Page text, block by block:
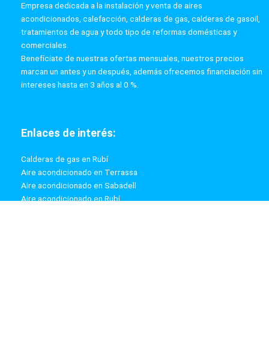
Empresa dedicada a la instalación y venta de aires
acondicionados, calefacción, calderas de gas, calderas de gasoil,
tratamientos de agua y todo tipo de reformas domésticas y
comerciales.
Benefíciate de nuestras ofertas mensuales, nuestros precios
marcan un antes y un después, además ofrecemos financiación sin
intereses hasta en 3 años al 0 %.
Enlaces de interés:
Calderas de gas en Rubí
Aire acondicionado en Terrassa
Aire acondicionado en Sabadell
Aire acondicionado en Rubí